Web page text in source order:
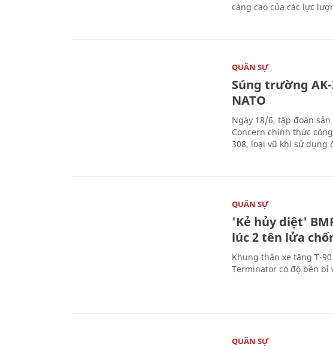
càng cao của các lực
QUÂN SỰ
Súng trường
NATO
Ngày 18/6, tập đoàn
Concern chính thức
308, loại vũ khí sử dụng
QUÂN SỰ
'Kẻ hủy diệt'
lúc 2 tên lửa
Khung thân xe tăng T-
Terminator có độ bền bỉ
QUÂN SỰ